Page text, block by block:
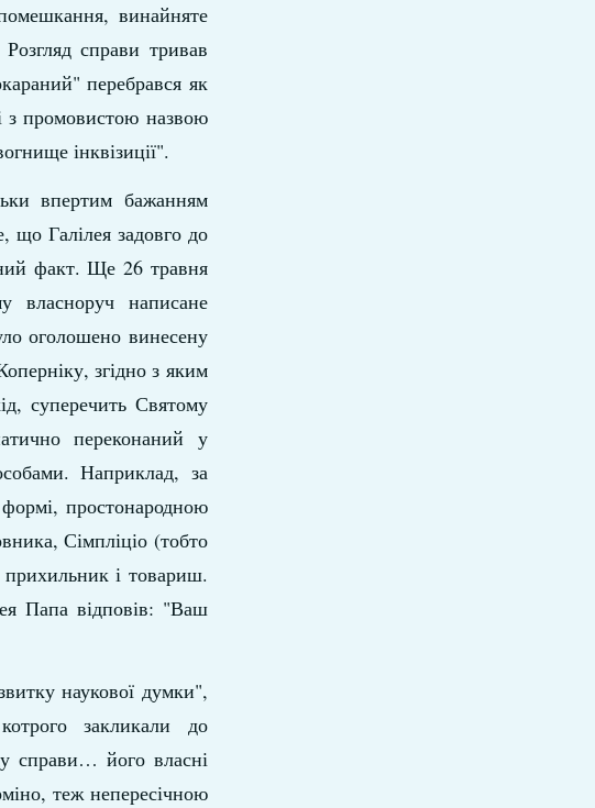
винайняте
справи тривав
перебрався як
з промовистою назвою
інквізиції".
впертим бажанням
що Галілея задовго до
факт. Ще 26 травня
власноруч написане
оголошено винесену
згідно з яким
суперечить Святому
переконаний у
Наприклад, за
простонародною
Сімпліціо (тобто
і товариш.
Папа відповів: "Ваш
наукової думки",
закликали до
справи… його власні
теж непересічною